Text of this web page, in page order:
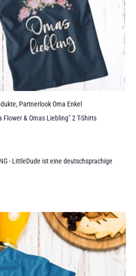
, Partnerlook Oma Enkel
Flower & Omas Liebling" 2 T-Shirts
- LittleDude ist eine deutschsprachige